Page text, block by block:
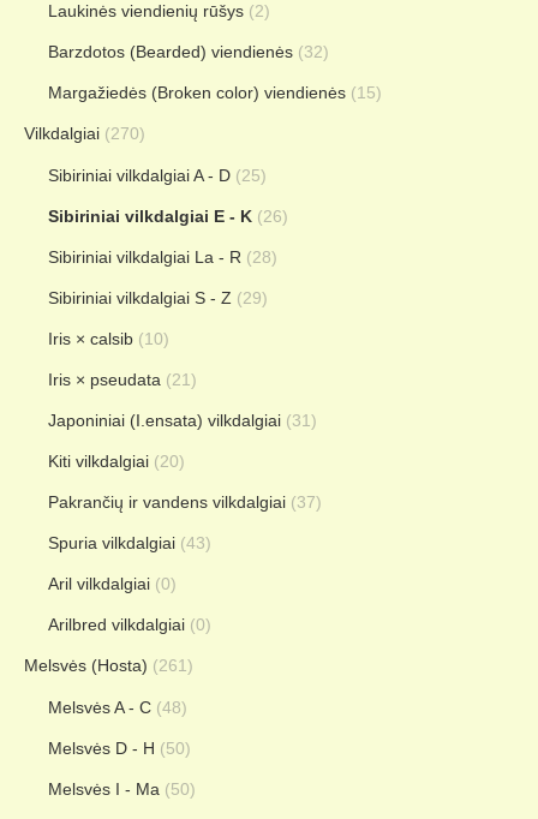
Laukinės viendienių rūšys (2)
Barzdotos (Bearded) viendienės (32)
Margažiedės (Broken color) viendienės (15)
Vilkdalgiai (270)
Sibiriniai vilkdalgiai A - D (25)
Sibiriniai vilkdalgiai E - K (26)
Sibiriniai vilkdalgiai La - R (28)
Sibiriniai vilkdalgiai S - Z (29)
Iris × calsib (10)
Iris × pseudata (21)
Japoniniai (I.ensata) vilkdalgiai (31)
Kiti vilkdalgiai (20)
Pakrančių ir vandens vilkdalgiai (37)
Spuria vilkdalgiai (43)
Aril vilkdalgiai (0)
Arilbred vilkdalgiai (0)
Melsvės (Hosta) (261)
Melsvės A - C (48)
Melsvės D - H (50)
Melsvės I - Ma (50)